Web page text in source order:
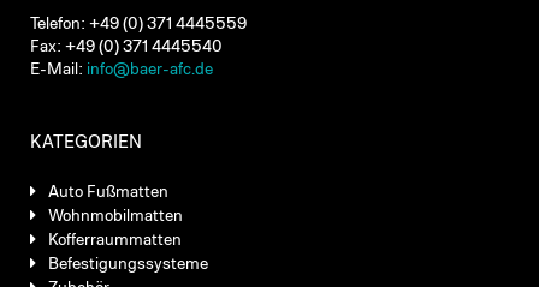
Telefon: +49 (0) 371 4445559
Fax: +49 (0) 371 4445540
E-Mail: info@baer-afc.de
KATEGORIEN
Auto Fußmatten
Wohnmobilmatten
Kofferraummatten
Befestigungssysteme